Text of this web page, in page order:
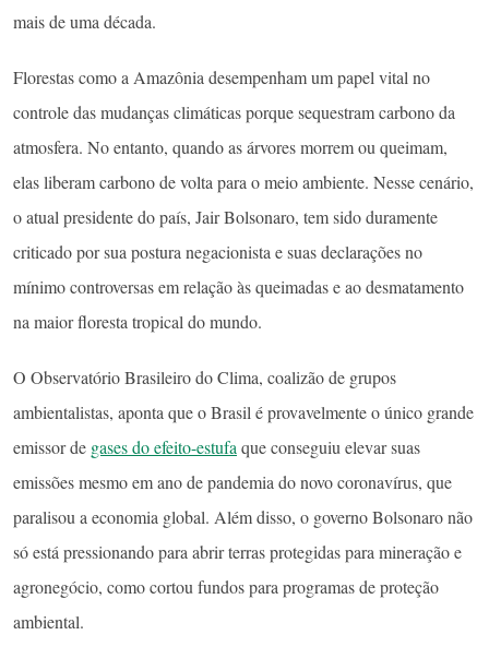
mais de uma década.
Florestas como a Amazônia desempenham um papel vital no
controle das mudanças climáticas porque sequestram carbono da
atmosfera. No entanto, quando as árvores morrem ou queimam,
elas liberam carbono de volta para o meio ambiente. Nesse cenário,
o atual presidente do país, Jair Bolsonaro, tem sido duramente
criticado por sua postura negacionista e suas declarações no
mínimo controversas em relação às queimadas e ao desmatamento
na maior floresta tropical do mundo.
O Observatório Brasileiro do Clima, coalizão de grupos
ambientalistas, aponta que o Brasil é provavelmente o único grande
emissor de gases do efeito-estufaque conseguiu elevar suas
emissões mesmo em ano de pandemia do novo coronavírus, que
paralisou a economia global. Além disso, o governo Bolsonaro não
só está pressionando para abrir terras protegidas para mineração e
agronegócio, como cortou fundos para programas de proteção
ambiental.